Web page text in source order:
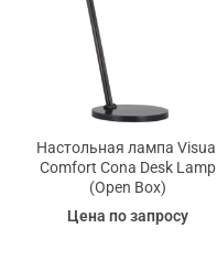
Настольная лампа Visual
Comfort Cona Desk Lamp
(Open Box)
Цена по запросу